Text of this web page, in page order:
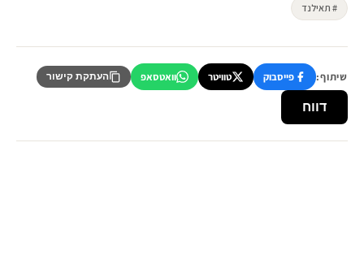
# תאילנד
שיתוף: פייסבוק טוויטר וואטסאפ העתקת קישור
דווח